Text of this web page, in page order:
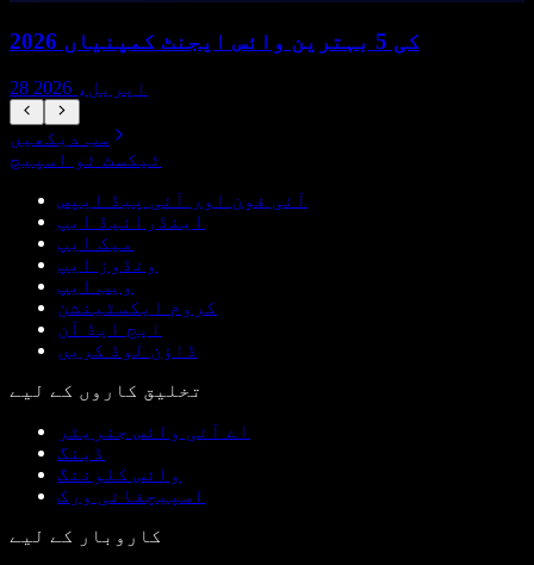
2026 کی 5 بہترین وائس ایجنٹ کمپنیاں
28 اپریل، 2026
سب دیکھیں
ٹیکسٹ ٹو اسپیچ
آئی فون اور آئی پیڈ ایپس
اینڈرائیڈ ایپ
میک ایپ
ونڈوز ایپ
ویب ایپ
کروم ایکسٹینشن
ایج ایڈ آن
ڈاؤن لوڈ کریں
تخلیق کاروں کے لیے
اے آئی وائس جنریٹر
ڈبنگ
وائس کلوننگ
اسپیچفائی ورک
کاروبار کے لیے